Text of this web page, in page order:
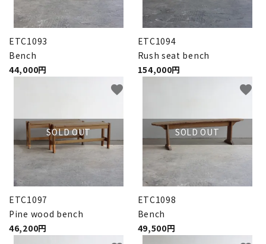
ETC1093
Bench
44,000円
ETC1094
Rush seat bench
154,000円
SOLD OUT
ETC1097
Pine wood bench
46,200円
favorite
SOLD OUT
ETC1098
Bench
49,500円
favorite